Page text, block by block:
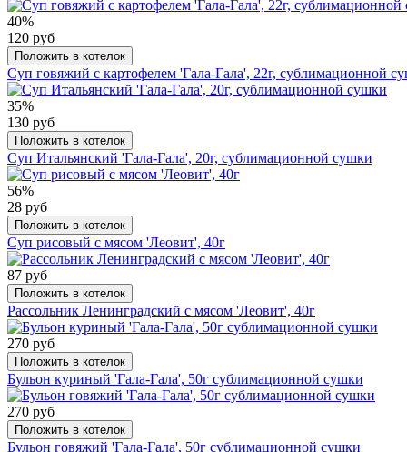
40%
120 руб
Положить в котелок
Суп говяжий с картофелем 'Гала-Гала', 22г, сублимационной
35%
130 руб
Положить в котелок
Суп Итальянский 'Гала-Гала', 20г, сублимационной сушки
56%
28 руб
Положить в котелок
Суп рисовый с мясом 'Леовит', 40г
87 руб
Положить в котелок
Рассольник Ленинградский с мясом 'Леовит', 40г
270 руб
Положить в котелок
Бульон куриный 'Гала-Гала', 50г сублимационной сушки
270 руб
Положить в котелок
Бульон говяжий 'Гала-Гала', 50г сублимационной сушки